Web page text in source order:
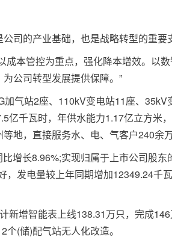
的产业基础，也是战略转型的重要
本管控为重点，强化降本增效。以
公司转型发展提供保障。”
气站2座、110kV变电站11座、35kV
亿千瓦时，年供水能力1.17亿立方米
地，直接服务水、电、气客户240余万
长8.96%;实现归属于上市公司股东
发电量较上年同期增加12349.24千
增智能表上线138.31万只，完成
(储)配气站无人化改造。